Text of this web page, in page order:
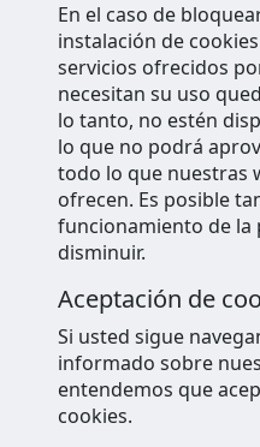
En el caso de
instalación de
servicios ofrecidos
necesitan su uso
lo tanto, no estén
lo que no podrá
todo lo que nuestras
ofrecen. Es posible
funcionamiento de la
disminuir.
Aceptación de
Si usted sigue
informado sobre
entendemos que
cookies.